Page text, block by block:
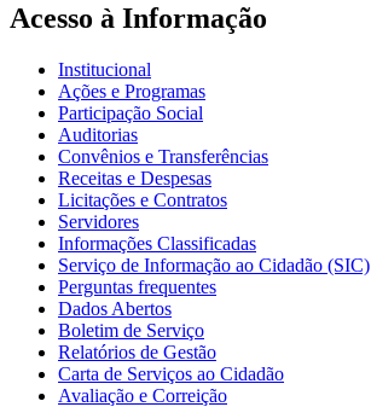
Acesso à Informação
Institucional
Ações e Programas
Participação Social
Auditorias
Convênios e Transferências
Receitas e Despesas
Licitações e Contratos
Servidores
Informações Classificadas
Serviço de Informação ao Cidadão (SIC)
Perguntas frequentes
Dados Abertos
Boletim de Serviço
Relatórios de Gestão
Carta de Serviços ao Cidadão
Avaliação e Correição